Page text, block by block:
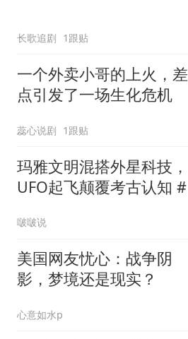
长歌追剧 1跟贴
一个外卖小哥的上火，差
点引发了一场生化危机
蕊心说剧 1跟贴
玛雅文明混搭外星科技，
UFO起飞颠覆考古认知 #
啵啵说
美国网友忧心：战争阴
影，梦境还是现实？
心意如水p